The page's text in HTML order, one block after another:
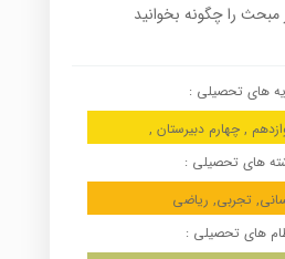
را چگونه بخوانید
های تحصیلی :
, چهارم دبیرستان ,
های تحصیلی :
تجربی, ریاضی
های تحصیلی :